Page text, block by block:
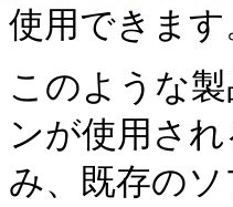
使用できます
このような
ンが使用さ
み、既存の